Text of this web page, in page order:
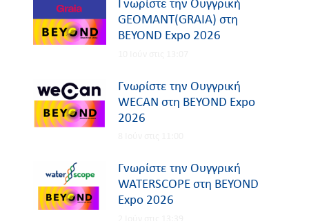
Γνωρίστε την Ουγγρική
GEOMANT(GRAIA) στη
BEYOND Expo 2026
Γνωρίστε την Ουγγρική
WECAN στη BEYOND Expo
2026
Γνωρίστε την Ουγγρική
WATERSCOPE στη BEYOND
Expo 2026